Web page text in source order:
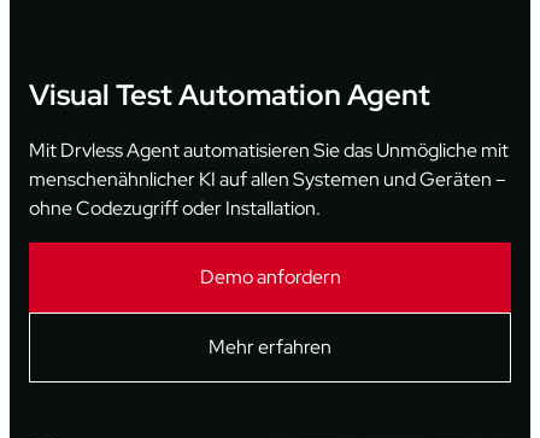
Visual Test Automation Agent
Mit Drvless Agent automatisieren Sie das Unmögliche mit
menschenähnlicher KI auf allen Systemen und Geräten –
ohne Codezugriff oder Installation.
Demo anfordern
Mehr erfahren